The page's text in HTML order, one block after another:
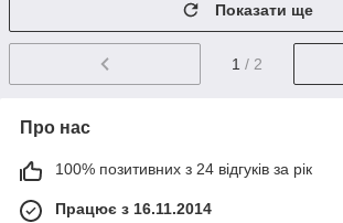
Показати ще
1 / 2
Про нас
100% позитивних з 24 відгуків за рік
Працює з 16.11.2014